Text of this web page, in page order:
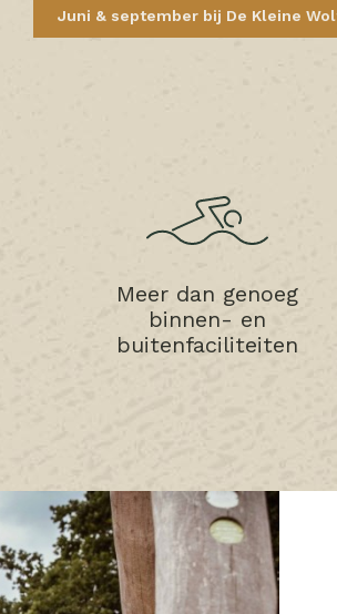
Juni & september bij De Kleine
Meer dan genoeg
binnen- en
buitenfaciliteiten